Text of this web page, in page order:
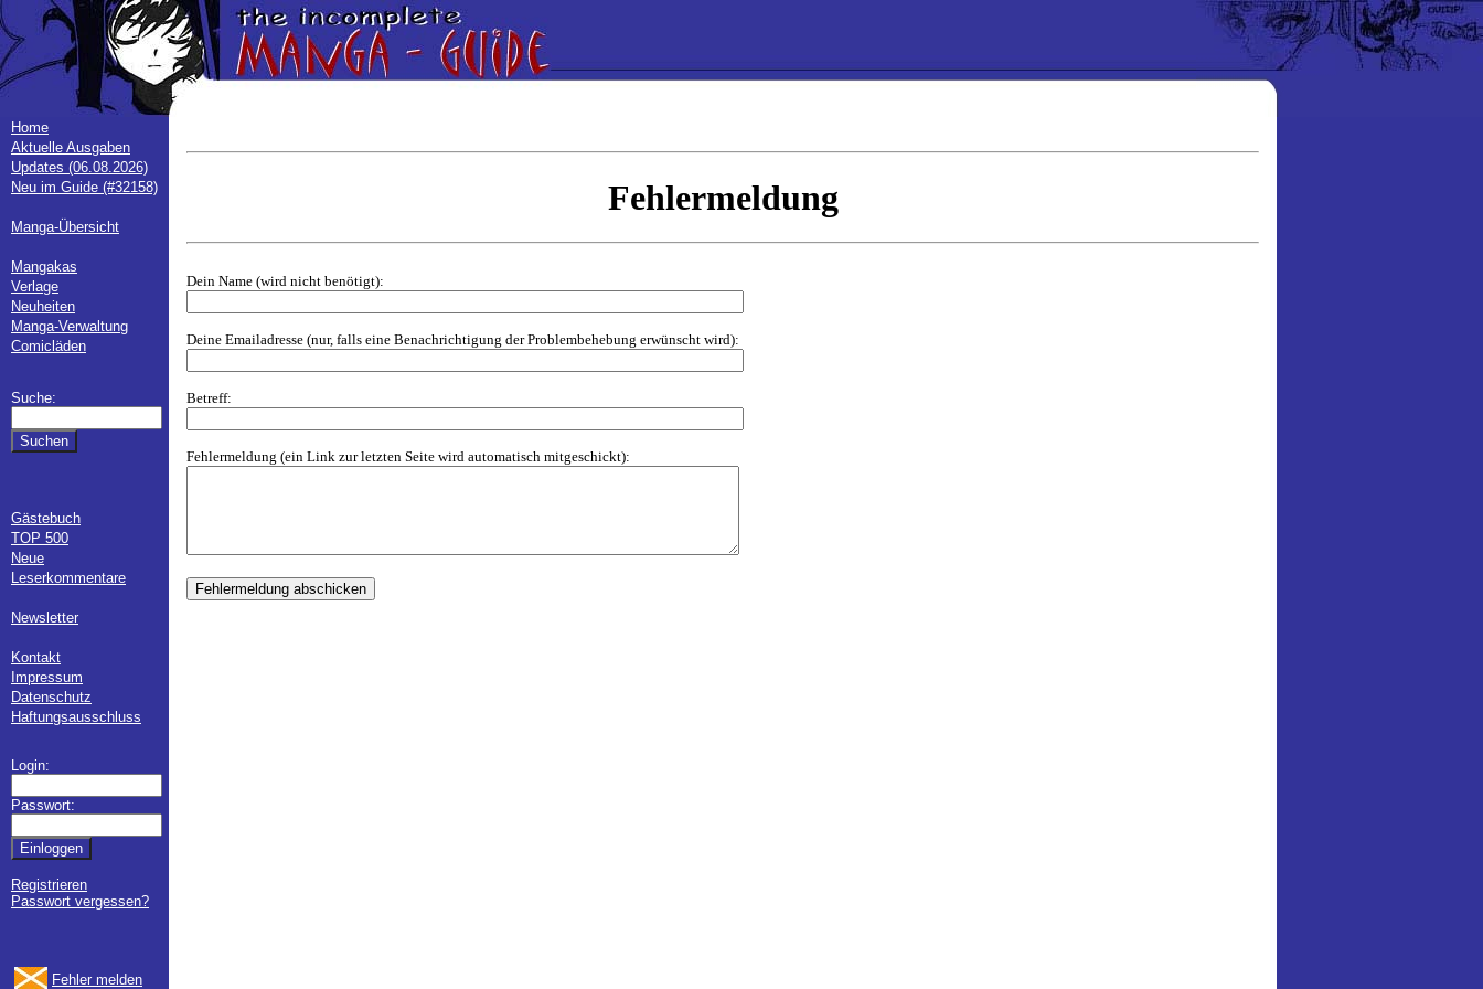
Home
Aktuelle Ausgaben
Updates (06.08.2026)
Neu im Guide (#32158)
Manga-Übersicht
Mangakas
Verlage
Neuheiten
Manga-Verwaltung
Comicläden
Suche:
Gästebuch
TOP 500
Neue
Leserkommentare
Newsletter
Kontakt
Impressum
Datenschutz
Haftungsausschluss
Login:
Passwort:
Registrieren
Passwort vergessen?
Fehler melden
Fehlermeldung
Dein Name (wird nicht benötigt):
Deine Emailadresse (nur, falls eine Benachrichtigung der Problembehebung erwünscht wird):
Betreff:
Fehlermeldung (ein Link zur letzten Seite wird automatisch mitgeschickt):
Fehlermeldung abschicken